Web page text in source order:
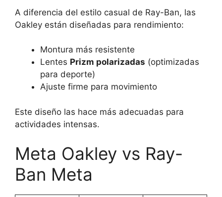
A diferencia del estilo casual de Ray-Ban, las
Oakley están diseñadas para rendimiento:
Montura más resistente
Lentes Prizm polarizadas (optimizadas
para deporte)
Ajuste firme para movimiento
Este diseño las hace más adecuadas para
actividades intensas.
Meta Oakley vs Ray-
Ban Meta